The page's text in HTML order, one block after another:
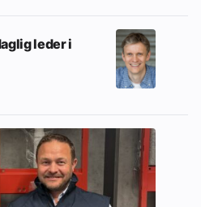
leder i